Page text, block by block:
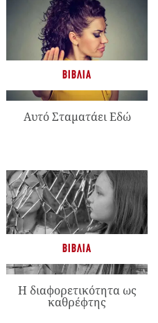
ΒΙΒΛΊΑ
Αυτό Σταματάει Εδώ
ΒΙΒΛΊΑ
Η διαφορετικότητα ως
καθρέφτης